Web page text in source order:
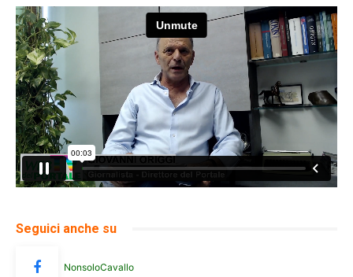
Seguici anche su
NonsoloCavallo